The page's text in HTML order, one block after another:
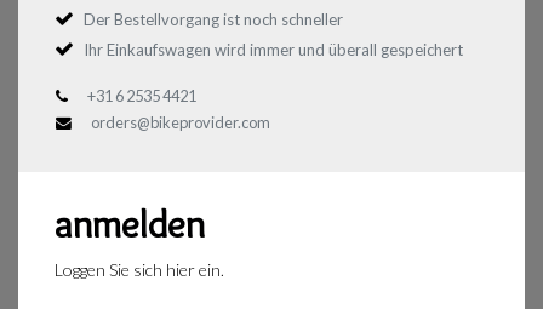
Der Bestellvorgang ist noch schneller
Ihr Einkaufswagen wird immer und überall gespeichert
+31 6 2535 4421
orders@bikeprovider.com
anmelden
Loggen Sie sich hier ein.